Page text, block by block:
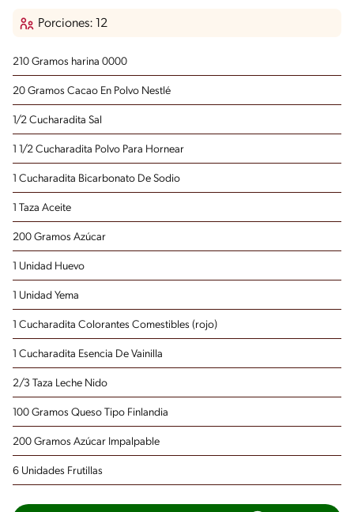
Porciones: 12
210 Gramos harina 0000
20 Gramos Cacao En Polvo Nestlé
1/2 Cucharadita Sal
1 1/2 Cucharadita Polvo Para Hornear
1 Cucharadita Bicarbonato De Sodio
1 Taza Aceite
200 Gramos Azúcar
1 Unidad Huevo
1 Unidad Yema
1 Cucharadita Colorantes Comestibles (rojo)
1 Cucharadita Esencia De Vainilla
2/3 Taza Leche Nido
100 Gramos Queso Tipo Finlandia
200 Gramos Azúcar Impalpable
6 Unidades Frutillas